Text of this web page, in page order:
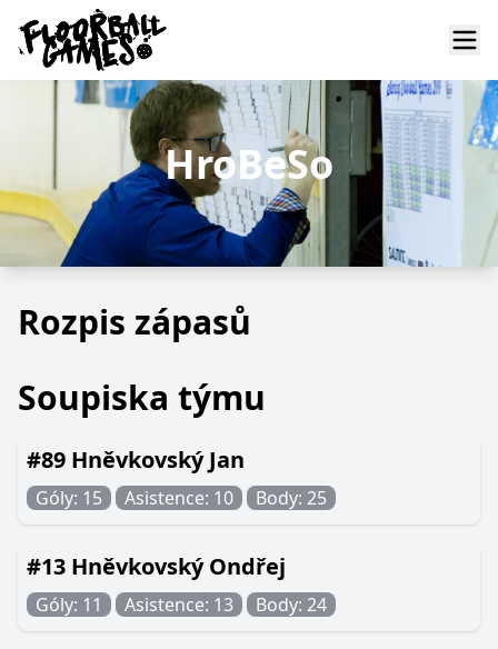
HroBeSo
Rozpis zápasů
Soupiska týmu
#89 Hněvkovský Jan
Góly: 15 Asistence: 10 Body: 25
#13 Hněvkovský Ondřej
Góly: 11 Asistence: 13 Body: 24